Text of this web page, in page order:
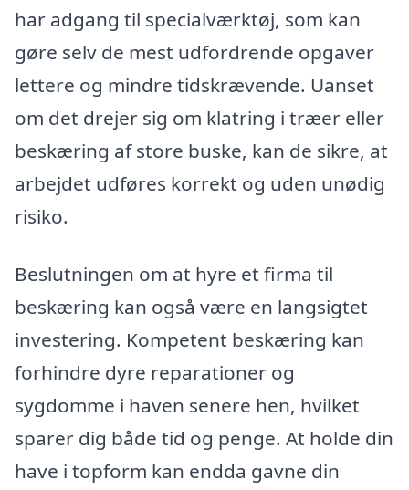
har adgang til specialværktøj, som kan
gøre selv de mest udfordrende opgaver
lettere og mindre tidskrævende. Uanset
om det drejer sig om klatring i træer eller
beskæring af store buske, kan de sikre, at
arbejdet udføres korrekt og uden unødig
risiko.
Beslutningen om at hyre et firma til
beskæring kan også være en langsigtet
investering. Kompetent beskæring kan
forhindre dyre reparationer og
sygdomme i haven senere hen, hvilket
sparer dig både tid og penge. At holde din
have i topform kan endda gavne din